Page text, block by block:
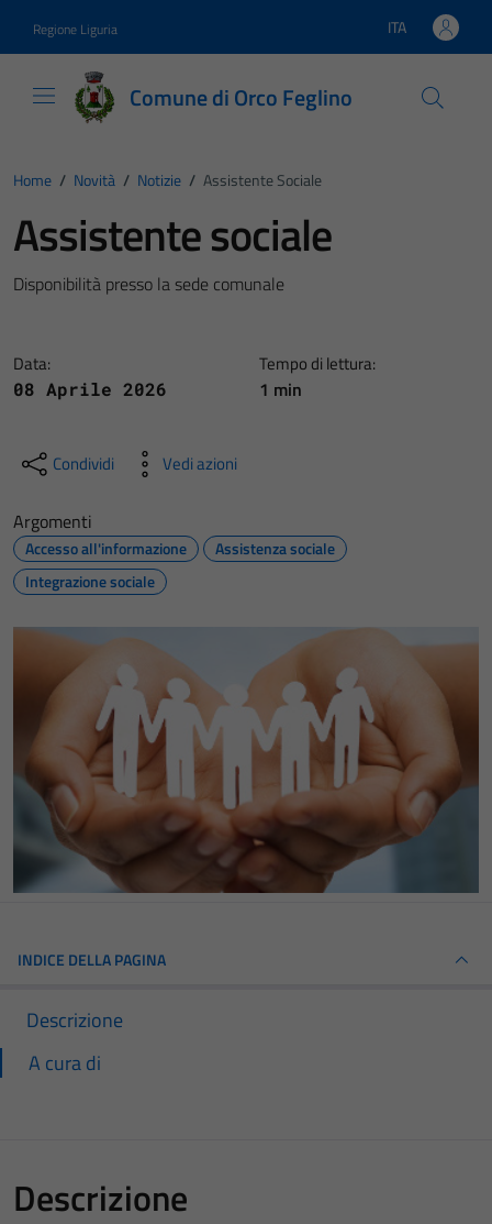
Regione Liguria Lingua attiva:
ITA
Comune di Orco Feglino
Home / Novità / Notizie / Assistente Sociale
Assistente sociale
Disponibilità presso la sede comunale
Data:
08 Aprile 2026
Tempo di lettura:
1 min
Condividi Vedi azioni
Argomenti
Accesso all'informazione
Assistenza sociale
Integrazione sociale
INDICE DELLA PAGINA
Descrizione
A cura di
Descrizione